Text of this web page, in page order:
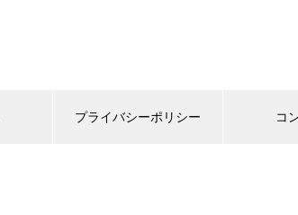
プライバシーポリシー コ